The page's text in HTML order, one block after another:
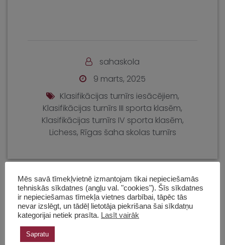
sahaskola
9 marts, 2025
Klasifikācijas turnīrs iesācējiem,
Klasifikācijas turnīrs III sporta klasēm,
Klasifikācijas turnīrs IV sporta klasēm,
Lichess, Rīgas šaha skolas turnīrs
Sadaļas
Bērnu turnīri
Mēs savā tīmekļvietnē izmantojam tikai nepieciešamās
tehniskās sīkdatnes (angļu val. "cookies"). Šīs sīkdatnes
ir nepieciešamas tīmekļa vietnes darbībai, tāpēc tās
nevar izslēgt, un tādēļ lietotāja piekrišana šai sīkdatņu
kategorijai netiek prasīta. Lasīt vairāk
Sapratu